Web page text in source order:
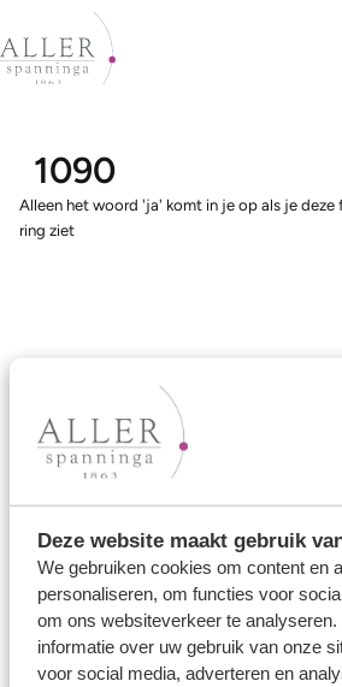
Deze website maakt gebruik
We gebruiken cookies om content en
personaliseren, om functies voor
om ons websiteverkeer te
informatie over uw gebruik van onze
voor social media, adverteren en
1090
Alleen het woord 'ja' komt in je op als je
ring ziet
Ons aanbod
Trouwringen
Memoireringen
Verlovingsringen
Vriendschapsringen
Over ons
Aller Spanninga